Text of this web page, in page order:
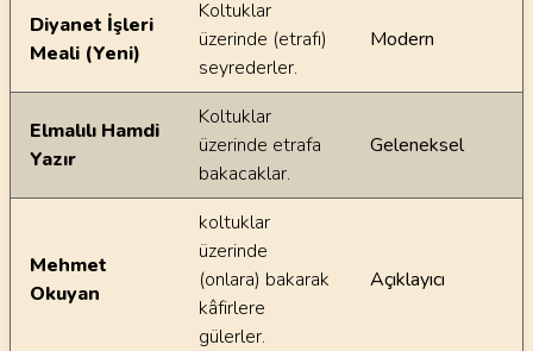
Diyanet İşleri
Meali (Yeni)
Koltuklar
üzerinde (etrafı)
seyrederler.
Modern
Elmalılı Hamdi
Yazır
Koltuklar
üzerinde etrafa
bakacaklar.
Geleneksel
Mehmet
Okuyan
koltuklar
üzerinde
(onlara) bakarak
kâfirlere
gülerler.
Açıklayıcı